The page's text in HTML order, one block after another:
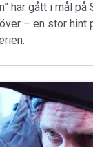
har gått i mål på
– en stor hint